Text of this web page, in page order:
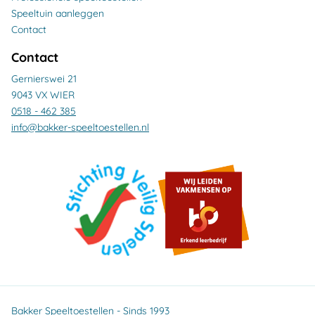
Speeltuin aanleggen
Contact
Contact
Gernierswei 21
9043 VX WIER
0518 - 462 385
info@bakker-speeltoestellen.nl
Bakker Speeltoestellen - Sinds 1993